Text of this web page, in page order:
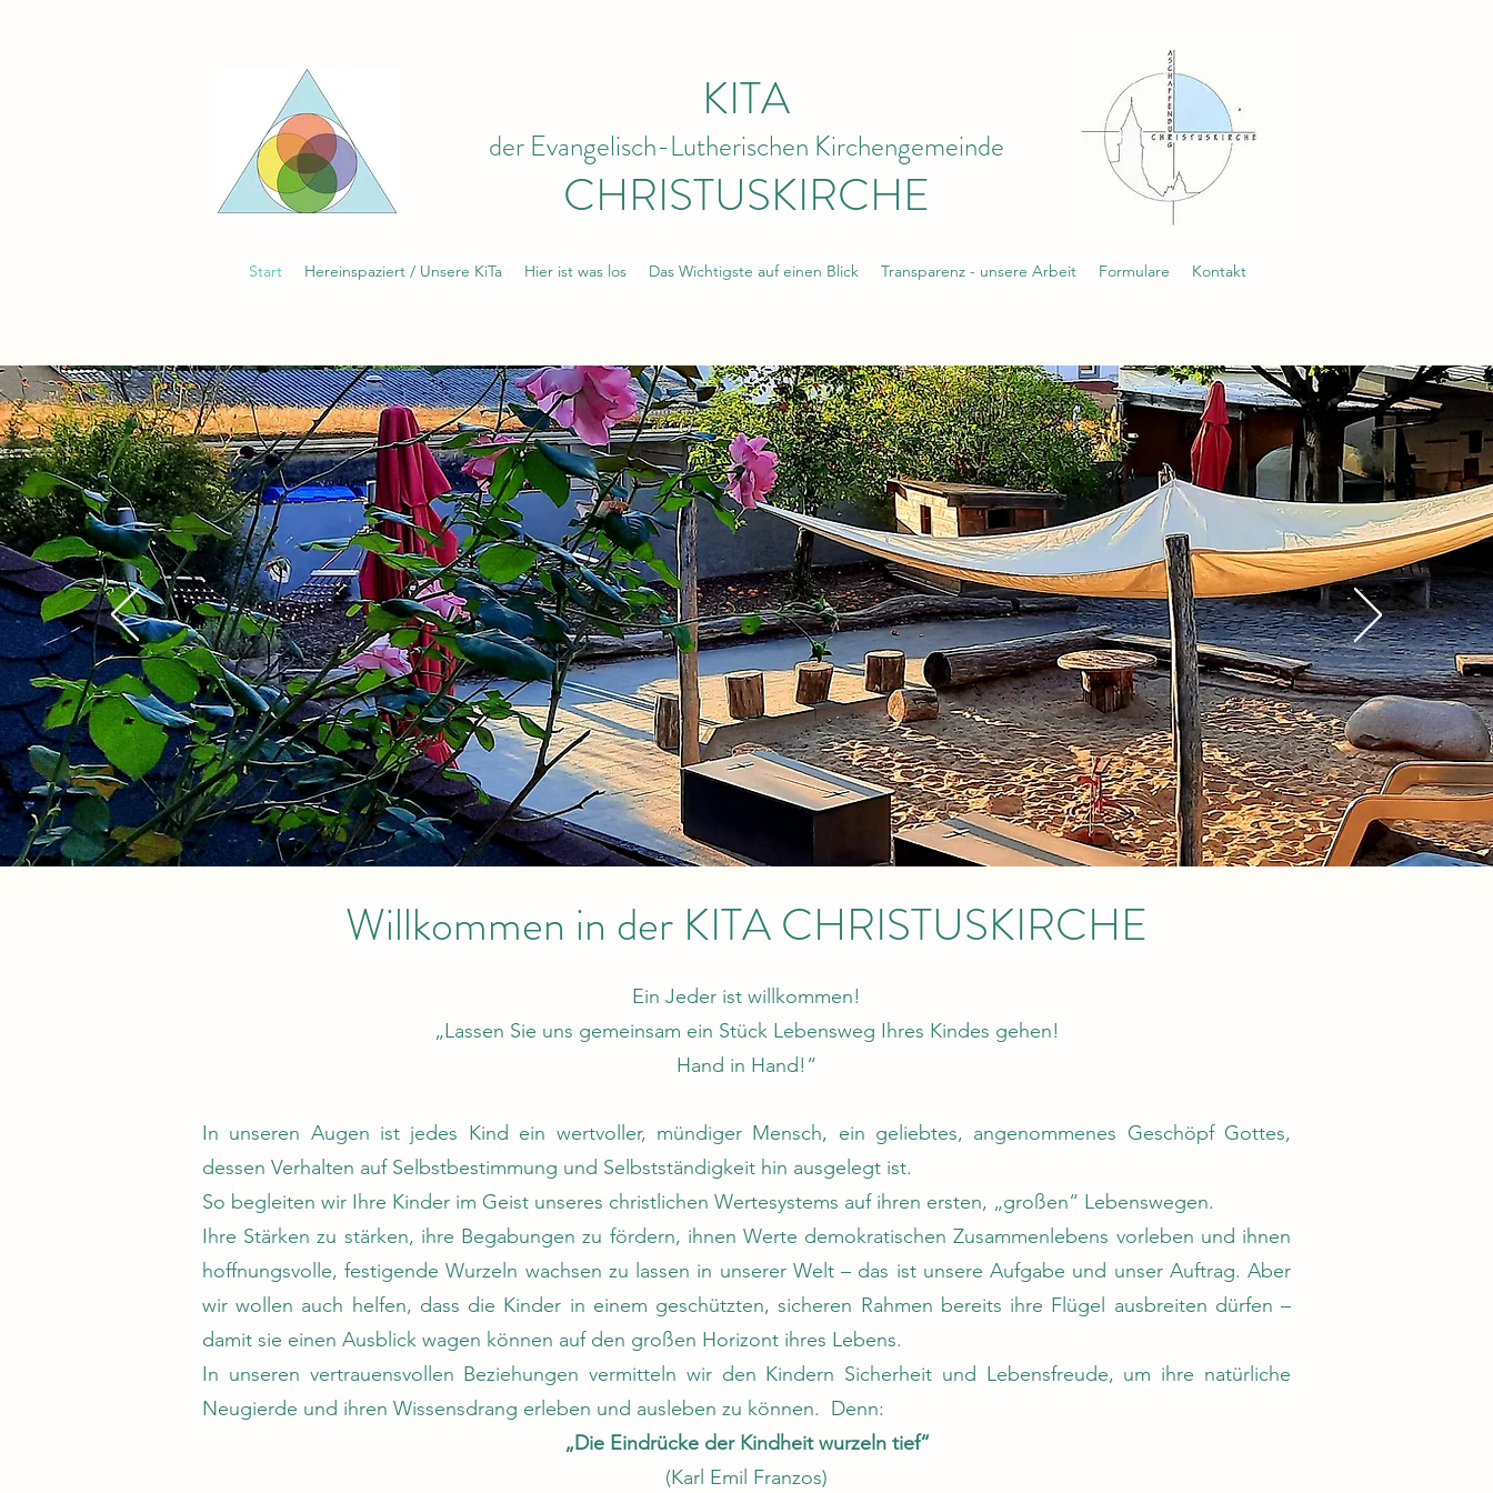
Start Hereinspaziert / Unsere KiTa Hier ist was los Das Wichtigste auf einen Blick Transparenz - unsere Arbeit Formulare Kontakt
KITA
der Evangelisch-Lutherischen Kirchengemeinde
CHRISTUSKIRCHE
Willkommen in der KITA CHRISTUSKIRCHE
Ein Jeder ist willkommen!
„Lassen Sie uns gemeinsam ein Stück Lebensweg Ihres Kindes gehen!
Hand in Hand!“
In unseren Augen ist jedes Kind ein wertvoller, mündiger Mensch, ein geliebtes, angenommenes Geschöpf Gottes,
dessen Verhalten auf Selbstbestimmung und Selbstständigkeit hin ausgelegt ist.
So begleiten wir Ihre Kinder im Geist unseres christlichen Wertesystems auf ihren ersten, „großen“ Lebenswegen.
Ihre Stärken zu stärken, ihre Begabungen zu fördern, ihnen Werte demokratischen Zusammenlebens vorleben und ihnen
hoffnungsvolle, festigende Wurzeln wachsen zu lassen in unserer Welt – das ist unsere Aufgabe und unser Auftrag. Aber
wir wollen auch helfen, dass die Kinder in einem geschützten, sicheren Rahmen bereits ihre Flügel ausbreiten dürfen –
damit sie einen Ausblick wagen können auf den großen Horizont ihres Lebens.
In unseren vertrauensvollen Beziehungen vermitteln wir den Kindern Sicherheit und Lebensfreude, um ihre natürliche
Neugierde und ihren Wissensdrang erleben und ausleben zu können. Denn:
„Die Eindrücke der Kindheit wurzeln tief“
(Karl Emil Franzos)